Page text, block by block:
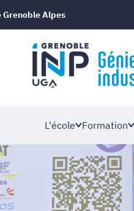
Grenoble Alpes
L'école Formation